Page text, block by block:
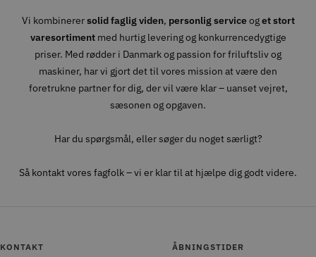
Vi kombinerersolid faglig viden, personlig serviceoget stort
varesortimentmed hurtig levering og konkurrencedygtige
priser. Med rødder i Danmark og passion for friluftsliv og
maskiner, har vi gjort det til vores mission at være den
foretrukne partner for dig, der vil være klar – uanset vejret,
sæsonen og opgaven.
Har du spørgsmål, eller søger du noget særligt?
Så kontakt vores fagfolk – vi er klar til at hjælpe dig godt videre.
KONTAKT ÅBNINGSTIDER